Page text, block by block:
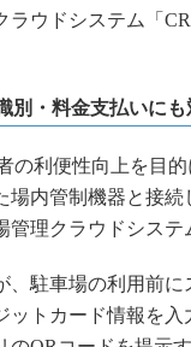
ウドシステム「
別・料金支払いにも
の利便性向上を目
場内管制機器と接
理クラウドシステ
駐車場の利用前に
ットカード情報を